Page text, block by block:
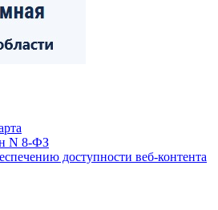
N 8-ФЗ
доступности веб-контента